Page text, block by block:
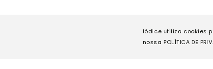
Iódice utiliza cookies
nossa POLÍTICA DE